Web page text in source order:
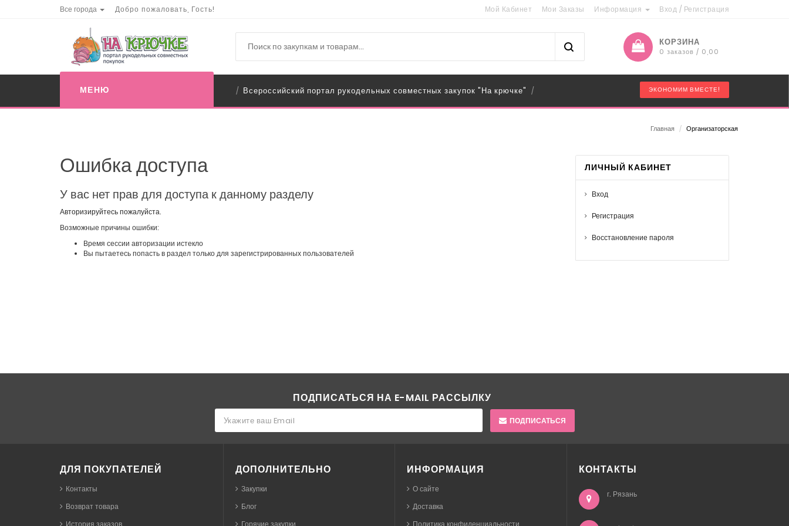
Все города Добро пожаловать, Гость! Мой Кабинет Мои Заказы Информация Вход / Регистрация
КОРЗИНА
0 заказов / 0,00
МЕНЮ / Всероссийский портал рукодельных совместных закупок "На крючке" / ЭКОНОМИМ ВМЕСТЕ!
Главная / Организаторская
Ошибка доступа
У вас нет прав для доступа к данному разделу
Авторизируйтесь пожалуйста.
Возможные причины ошибки:
Время сессии авторизации истекло
Вы пытаетесь попасть в раздел только для зарегистрированных пользователей
ЛИЧНЫЙ КАБИНЕТ
Вход
Регистрация
Восстановление пароля
ПОДПИСАТЬСЯ НА E-MAIL РАССЫЛКУ
ПОДПИСАТЬСЯ
ДЛЯ ПОКУПАТЕЛЕЙ
Контакты
Возврат товара
История заказов
ДОПОЛНИТЕЛЬНО
Закупки
Блог
Горячие закупки
ИНФОРМАЦИЯ
О сайте
Доставка
Политика конфиденциальности
КОНТАКТЫ
г. Рязань